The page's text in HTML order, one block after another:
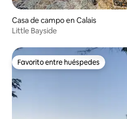
Casa de campo en Calais
Little Bayside
Favorito entre huéspedes
Favorito entre huéspedes